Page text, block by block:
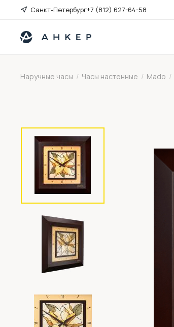
Санкт-Петербург+7 (812) 627-64-58
Наручные часы / Часы настенные / Mado /